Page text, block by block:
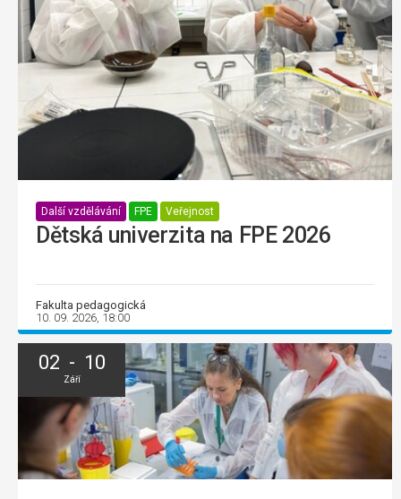
Další vzdělávání FPE Veřejnost
Dětská univerzita na FPE 2026
Fakulta pedagogická
10. 09. 2026, 18:00
02 - 10
Září